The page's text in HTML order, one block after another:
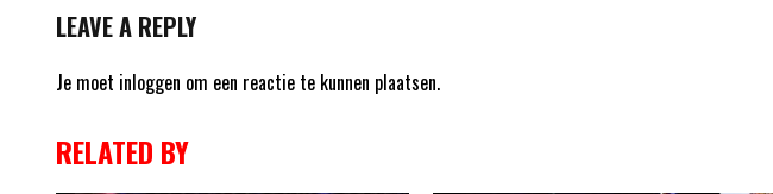
LEAVE A REPLY
Je moet inloggen om een reactie te kunnen plaatsen.
RELATED BY